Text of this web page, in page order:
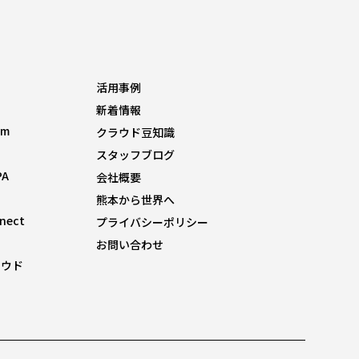
ド
活用事例
新着情報
クラウド豆知識
スタッフブログ
会社概要
熊本から世界へ
プライバシーポリシー
お問い合わせ